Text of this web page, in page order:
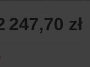
247,70 zł